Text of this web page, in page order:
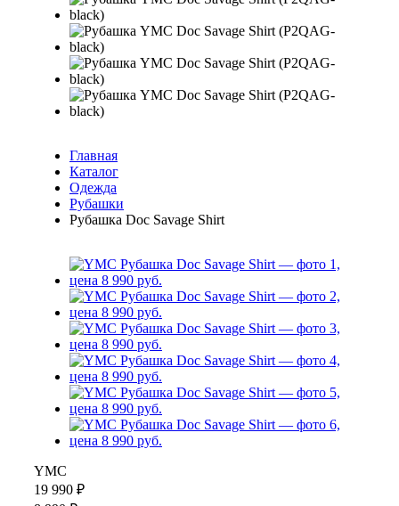
Главная
Каталог
Одежда
Рубашки
Рубашка Doc Savage Shirt
YMC
19 990 ₽